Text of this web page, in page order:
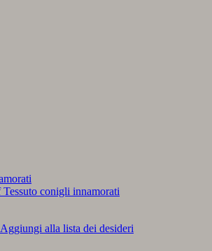
Aggiungi alla lista dei desideri